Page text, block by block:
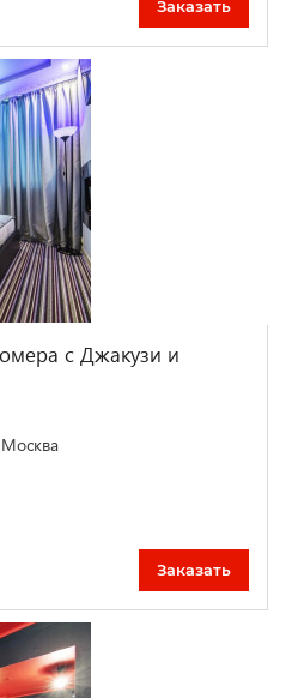
Заказать
с Джакузи и
Заказать